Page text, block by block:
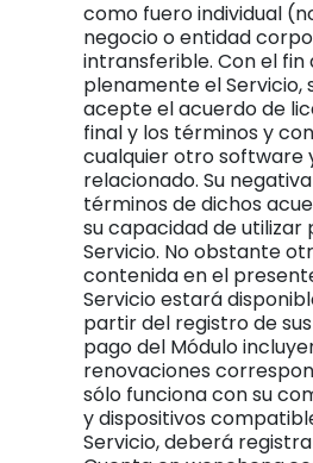
como fuero individual
negocio o entidad
intransferible. Con el
plenamente el Servicio,
acepte el acuerdo de
final y los términos y
cualquier otro software
relacionado. Su
términos de dichos
su capacidad de
Servicio. No obstante
contenida en el
Servicio estará
partir del registro de
pago del Módulo
renovaciones
sólo funciona con su
y dispositivos
Servicio, deberá